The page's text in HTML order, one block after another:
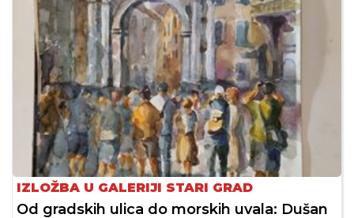
IZLOŽBA U GALERIJI STARI GRAD
Od gradskih ulica do morskih uvala: Dušan